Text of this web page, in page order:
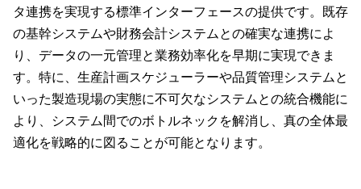
タ連携を実現する標準インターフェースの提供です。既存
の基幹システムや財務会計システムとの確実な連携によ
り、データの一元管理と業務効率化を早期に実現できま
す。特に、生産計画スケジューラーや品質管理システムと
いった製造現場の実態に不可欠なシステムとの統合機能に
より、システム間でのボトルネックを解消し、真の全体最
適化を戦略的に図ることが可能となります。